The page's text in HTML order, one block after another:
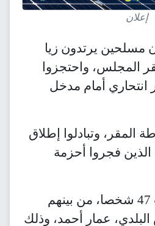
إعلان
مسلحين يرتدون زيا
المجلس، واحتجزوا
انتحاري أمام مدخل
المقر، وتبادلوا إطلاق
الذين فجروا أحزمة
وأصيب في الحادث 47 شخصا، من بينهم
عمار أحمد، وذلك